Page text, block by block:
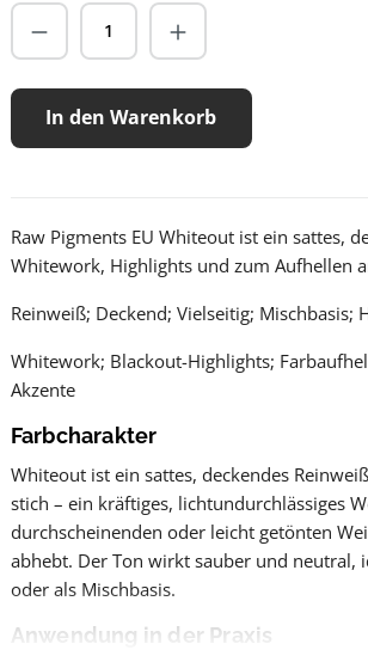
In den Warenkorb
Raw Pigments EU Whiteout ist ein sattes,
Whitework, Highlights und zum Aufhellen
Reinweiß; Deckend; Vielseitig; Mischbasis;
Whitework; Blackout-Highlights;
Akzente
Farbcharakter
Whiteout ist ein sattes, deckendes
stich – ein kräftiges, lichtundurchlässiges
durchscheinenden oder leicht getönten
abhebt. Der Ton wirkt sauber und neutral,
oder als Mischbasis.
Anwendung in der Praxis